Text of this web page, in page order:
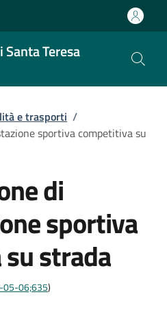
Santa Teresa
e trasporti /
sportiva competitiva su
di
sportiva
strada
05-06;635)